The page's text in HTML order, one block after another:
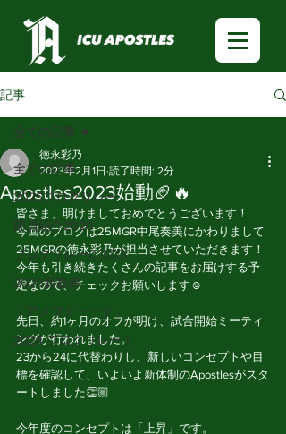
記事
全ての記事
2025ブログリレー
部員紹介2020
ブログリレー🏃🏻‍♂️🏃🏻‍♀️
2020新歓🌈
「アメフトーーク」
2024 ブログリレー！
全ての記事
Apostles2023始動🏈🔥
徳永彩乃
2023年2月1日 読了時間: 2分
皆さま、明けましておめでとうございます！
今回のブログは25MGR中尾奏美にかわりまして
25MGRの徳永彩乃が担当させていただきます！
今年も引き続きたくさんの記事をお届けする予
定なので、チェックお願いします☺️
先日、約1ヶ月のオフが明け、試合開始ミーティ
ングが行われました。
23から24に代替わりし、新しいコンセプトや目
標を確認して、いよいよ新体制のApostlesがスタ
ートしました👏🏼
今年度のコンセプトは「上昇」です。